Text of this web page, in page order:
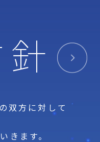
双方に対して
きます。